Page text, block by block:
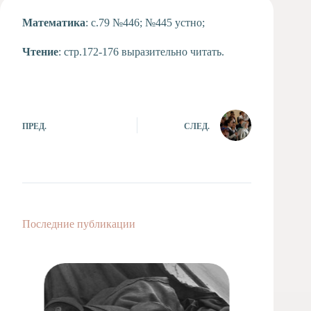
студия
Музыкальное
отделение
Математика: с.79 №446; №445 устно;
Чтение: стр.172-176 выразительно читать.
ПРЕД. СЛЕД.
Последние публикации